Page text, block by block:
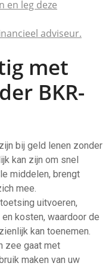
en leg deze
adviseur.
met
BKR-
bij geld lenen zonder
kan zijn om snel
middelen, brengt
mee.
uitvoeren,
kosten, waardoor de
kan toenemen.
zee gaat met
maken van uw